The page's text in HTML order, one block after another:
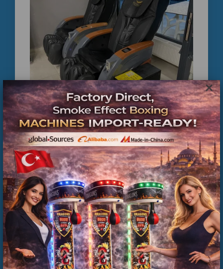
×
Vending massage Chair- Vending Massage Chair
Near Me